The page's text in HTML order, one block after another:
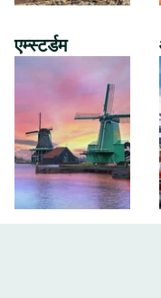
एम्स्टर्डम